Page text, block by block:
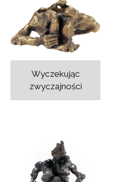
Wyczekując
zwyczajności